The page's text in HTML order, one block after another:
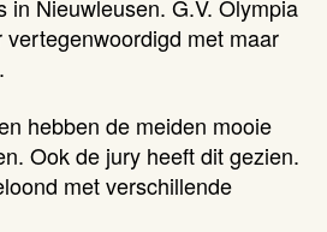
in Nieuwleusen. G.V. Olympia
met maar
hebben de meiden mooie
Ook de jury heeft dit gezien.
met verschillende